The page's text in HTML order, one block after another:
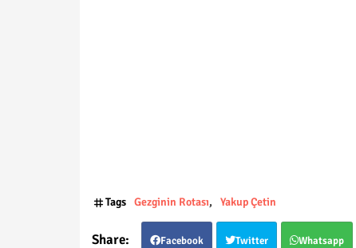
Tags Gezginin Rotası Yakup Çetin
Facebook Twitter Whatsapp